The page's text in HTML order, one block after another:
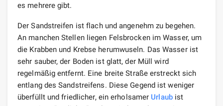
es mehrere gibt.
Der Sandstreifen ist flach und angenehm zu begehen.
An manchen Stellen liegen Felsbrocken im Wasser, um
die Krabben und Krebse herumwuseln. Das Wasser ist
sehr sauber, der Boden ist glatt, der Müll wird
regelmäßig entfernt. Eine breite Straße erstreckt sich
entlang des Sandstreifens. Diese Gegend ist weniger
überfüllt und friedlicher, ein erholsamer Urlaubist